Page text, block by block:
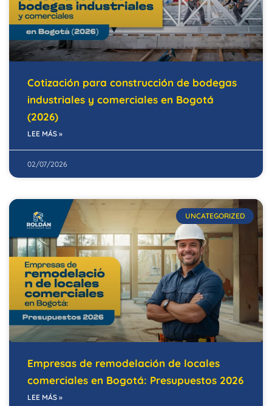
Cotización para construcción de bodegas
industriales y comerciales en Bogotá
(2026)
LEE MÁS »
02/07/2026
UNCATEGORIZED
Empresas de remodelación de locales
comerciales en Bogotá: Presupuestos 2026
LEE MÁS »